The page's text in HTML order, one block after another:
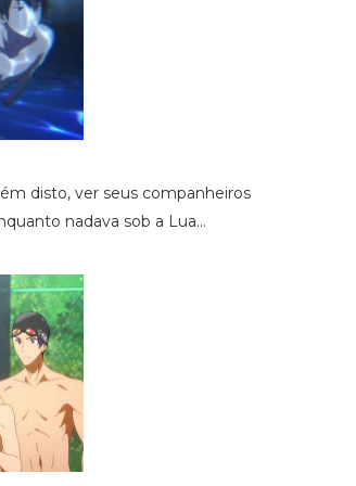
disto, ver seus companheiros
nadava sob a Lua...